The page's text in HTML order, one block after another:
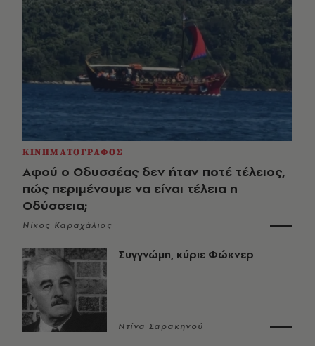
ΚΙΝΗΜΑΤΟΓΡΑΦΟΣ
Αφού ο Οδυσσέας δεν ήταν ποτέ τέλειος,
πώς περιμένουμε να είναι τέλεια η
Οδύσσεια;
Νίκος Καραχάλιος
Συγγνώμη, κύριε Φώκνερ
Ντίνα Σαρακηνού